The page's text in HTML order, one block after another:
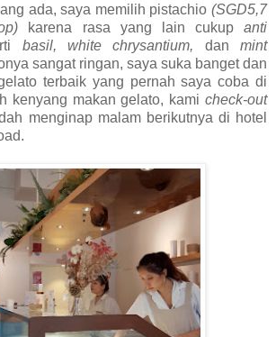
ada, saya memilih pistachio (SGD5,7
karena rasa yang lain cukupanti
basil, white chrysantium, danmint
sangat ringan, saya suka banget dan
terbaik yang pernah saya coba di
kenyang makan gelato, kami check-out
menginap malam berikutnya di hotel